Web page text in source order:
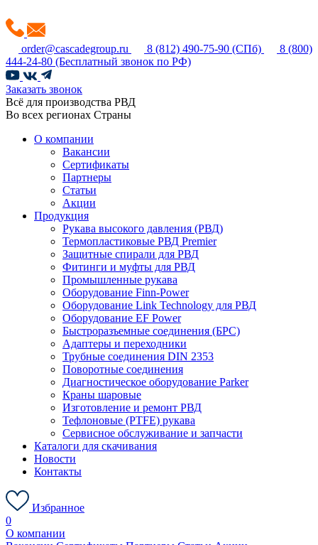
order@cascadegroup.ru 8 (812) 490-75-90 (СПб)
8 (800)
444-24-80 (Бесплатный звонок по РФ)
Заказать звонок
Всё для производства РВД
Во всех регионах Страны
О компании
Вакансии
Сертификаты
Партнеры
Статьи
Акции
Продукция
Рукава высокого давления (РВД)
Термопластиковые РВД Premier
Защитные спирали для РВД
Фитинги и муфты для РВД
Промышленные рукава
Оборудование Finn-Power
Оборудование Link Technology для РВД
Оборудование EF Power
Быстроразъемные соединения (БРС)
Адаптеры и переходники
Трубные соединения DIN 2353
Поворотные соединения
Диагностическое оборудование Parker
Краны шаровые
Изготовление и ремонт РВД
Тефлоновые (PTFE) рукава
Сервисное обслуживание и запчасти
Каталоги для скачивания
Новости
Контакты
Избранное
0
О компании